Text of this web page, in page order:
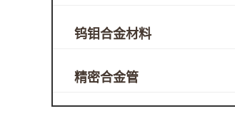
钨钼合金材料
精密合金管